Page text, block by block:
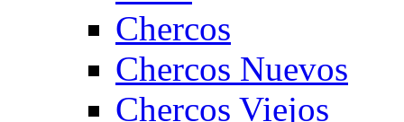
Chercos
Chercos Nuevos
Chercos Viejos